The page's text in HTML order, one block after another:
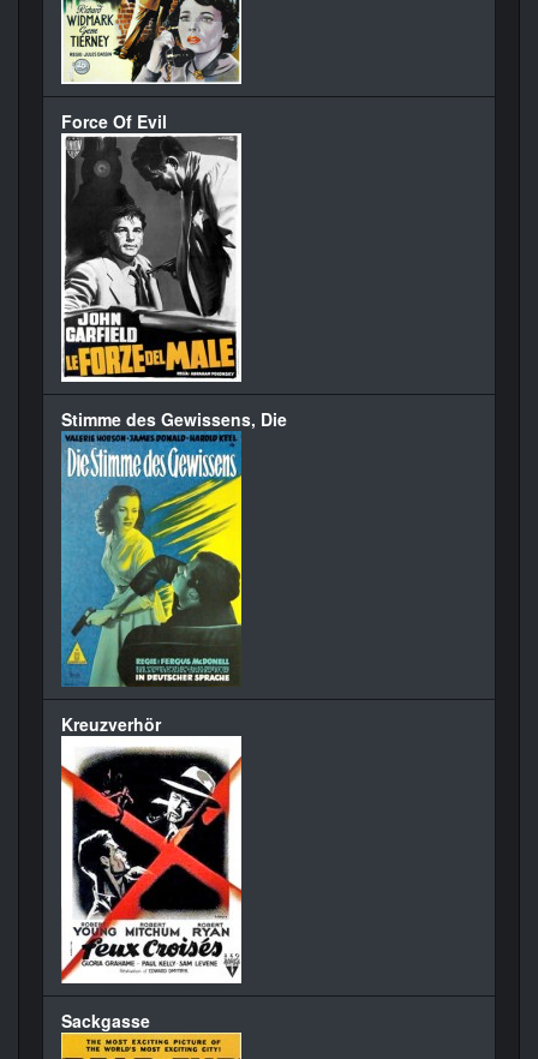
Force Of Evil
Stimme des Gewissens, Die
Kreuzverhör
Sackgasse